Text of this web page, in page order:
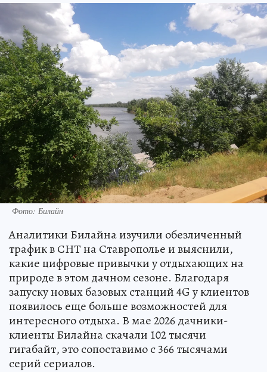
Фото: Билайн
Аналитики Билайна изучили обезличенный
трафик в СНТ на Ставрополье и выяснили,
какие цифровые привычки у отдыхающих на
природе в этом дачном сезоне. Благодаря
запуску новых базовых станций 4G у клиентов
появилось еще больше возможностей для
интересного отдыха. В мае 2026 дачники-
клиенты Билайна скачали 102 тысячи
гигабайт, это сопоставимо с 366 тысячами
серий сериалов.